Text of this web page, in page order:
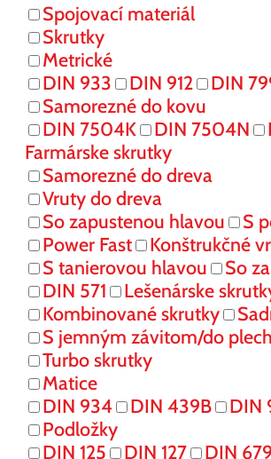
Spojovací materiál
Skrutky
Metrické
DIN 933
DIN 912 DIN
Samorezné do kovu
DIN 7504K
DIN 7504N
Farmárske skrutky
Samorezné do dreva
Vruty do dreva
So zapustenou hlavou
S
Power Fast
Konštrukčné
S tanierovou hlavou
So
DIN 571
Lešenárske
Kombinované skrutky
S jemným závitom/do
Turbo skrutky
Matice
DIN 934
DIN 439B DIN
Podložky
DIN 125
DIN 127 DIN